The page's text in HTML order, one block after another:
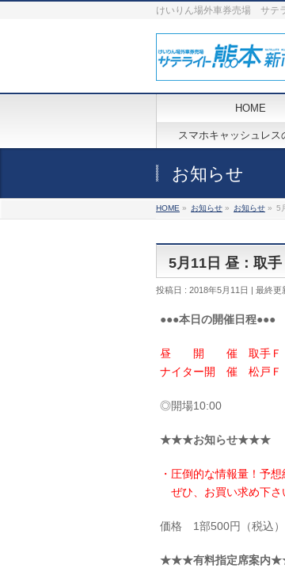
けいりん場外車券売場 サテ
HOME
スマホキャッシュレス
お知らせ
HOME » お知らせ » お知らせ » 5
5月11日 昼：取
投稿日 : 2018年5月11日 最終更
●●●本日の開催日程●●●
昼 開 催 取手Ｆ
ナイター開 催 松戸Ｆ
◎開場10:00
★★★お知らせ★★★
・圧倒的な情報量！予
ぜひ、お買い求め下さ
価格 1部500円（税込）
★★★有料指定席案内